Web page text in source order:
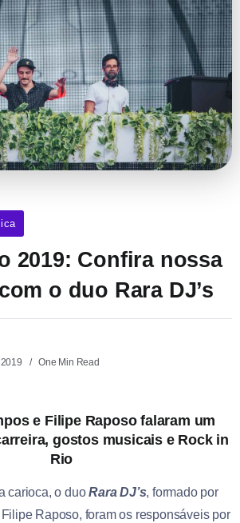
2019: Confira nossa
o duo Rara DJ’s
One Min Read
e Filipe Raposo falaram um
gostos musicais e Rock in
Rio
carioca, o duoRara DJ’s, formado por
Raposo, foram os responsáveis por